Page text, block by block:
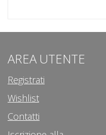
AREA UTENTE
Registrati
Wishlist
Contatti